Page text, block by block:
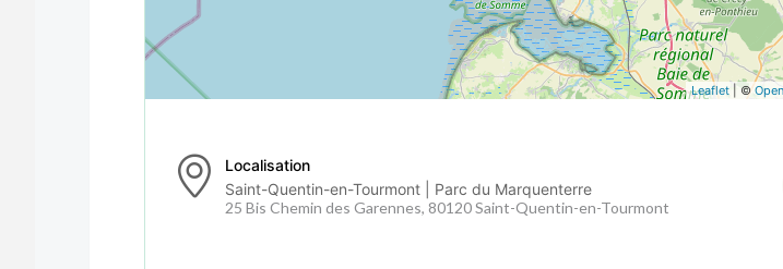
Leaflet| ©
Localisation
Saint-Quentin-en-Tourmont | Parc du Marquenterre
25 Bis Chemin des Garennes, 80120 Saint-Quentin-en-Tourmont